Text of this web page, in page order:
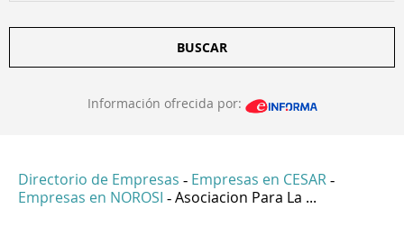
BUSCAR
Información ofrecida por:
Directorio de Empresas - Empresas en CESAR -
Empresas en NOROSI - Asociacion Para La ...